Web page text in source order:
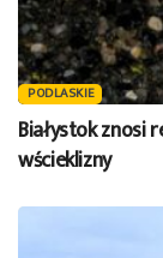
PODLASKIE
Białystok znosi
wścieklizny